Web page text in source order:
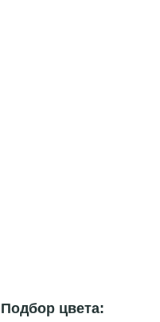
Подбор цвета: